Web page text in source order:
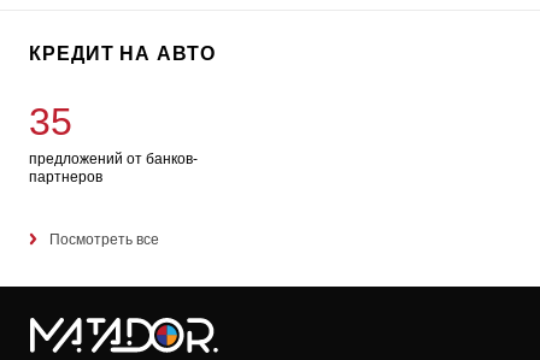
КРЕДИТ НА АВТО
35
предложений от банков-
партнеров
Посмотреть все